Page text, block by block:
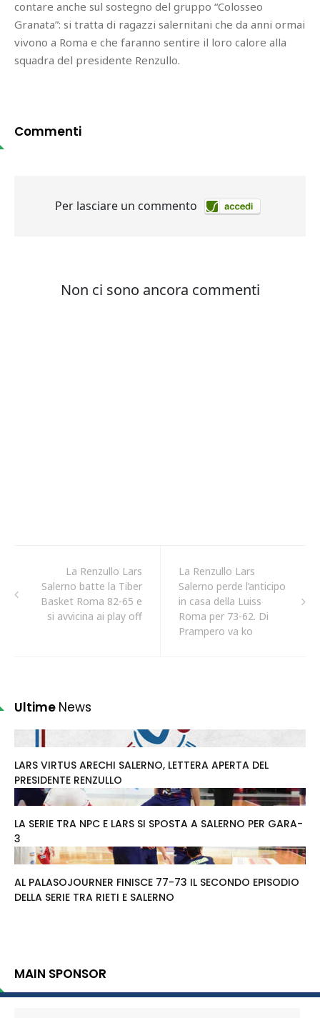
contare anche sul sostegno del gruppo “Colosseo
Granata”: si tratta di ragazzi salernitani che da anni ormai
vivono a Roma e che faranno sentire il loro calore alla
squadra del presidente Renzullo.
Commenti
La Renzullo Lars
Salerno batte la Tiber
Basket Roma 82-65 e
si avvicina ai play off
La Renzullo Lars
Salerno perde l’anticipo
in casa della Luiss
Roma per 73-62. Di
Prampero va ko
Ultime News
LARS VIRTUS ARECHI SALERNO, LETTERA APERTA DEL
PRESIDENTE RENZULLO
LA SERIE TRA NPC E LARS SI SPOSTA A SALERNO PER GARA-
3
AL PALASOJOURNER FINISCE 77-73 IL SECONDO EPISODIO
DELLA SERIE TRA RIETI E SALERNO
MAIN SPONSOR